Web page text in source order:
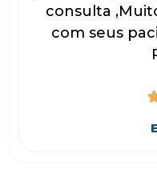
consulta
com seus